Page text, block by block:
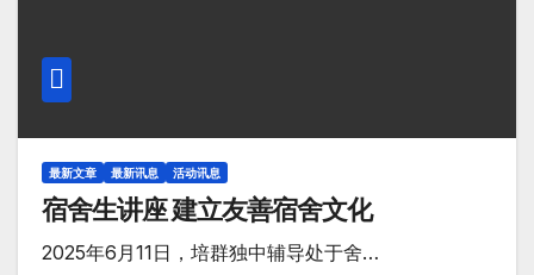
最新文章 最新讯息 活动讯息
宿舍生讲座 建立友善宿舍文化
2025年6月11日，培群独中辅导处于舍…